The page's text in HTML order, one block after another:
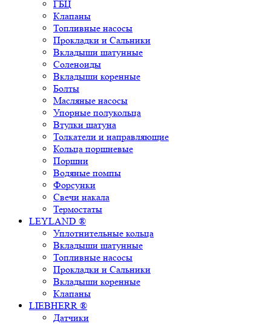
ГБЦ
Клапаны
Топливные насосы
Прокладки и Сальники
Вкладыши шатунные
Соленоиды
Вкладыши коренные
Болты
Масляные насосы
Упорные полукольца
Втулки шатуна
Толкатели и направляющие
Кольца поршневые
Поршни
Водяные помпы
Форсунки
Свечи накала
Термостаты
LEYLAND ®
Уплотнительные кольца
Вкладыши шатунные
Топливные насосы
Прокладки и Сальники
Вкладыши коренные
Клапаны
LIEBHERR ®
Датчики